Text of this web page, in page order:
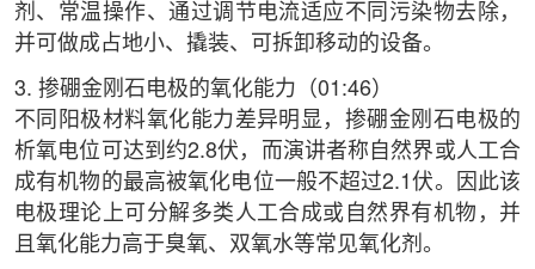
剂、常温操作、通过调节电流适应不同污染物去除，
并可做成占地小、撬装、可拆卸移动的设备。
3. 掺硼金刚石电极的氧化能力（01:46）
不同阳极材料氧化能力差异明显，掺硼金刚石电极的
析氧电位可达到约2.8伏，而演讲者称自然界或人工合
成有机物的最高被氧化电位一般不超过2.1伏。因此该
电极理论上可分解多类人工合成或自然界有机物，并
且氧化能力高于臭氧、双氧水等常见氧化剂。